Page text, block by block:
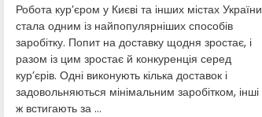
Робота кур’єром у Києві та інших містах України
стала одним із найпопулярніших способів
заробітку. Попит на доставку щодня зростає, і
разом із цим зростає й конкуренція серед
кур’єрів. Одні виконують кілька доставок і
задовольняються мінімальним заробітком, інші
ж встигають за …